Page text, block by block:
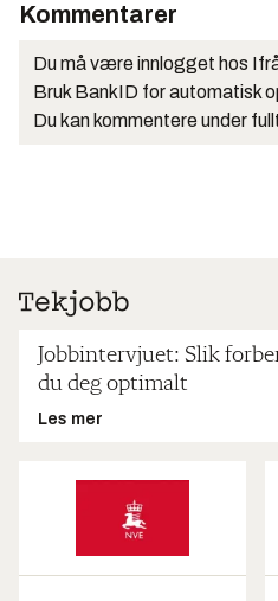
Kommentarer
Du må være innlogget hos
Bruk BankID for automatisk
Du kan kommentere under
Jobbintervjuet: Slik
du deg optimalt
Les mer